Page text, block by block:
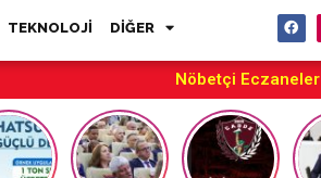
TEKNOLOJİ DİĞER
Nöbetçi Eczaneler